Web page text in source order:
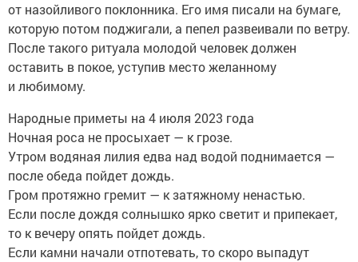
от назойливого поклонника. Его имя писали на бумаге,
которую потом поджигали, а пепел развеивали по ветру.
После такого ритуала молодой человек должен
оставить в покое, уступив место желанному
и любимому.
Народные приметы на 4 июля 2023 года
Ночная роса не просыхает — к грозе.
Утром водяная лилия едва над водой поднимается —
после обеда пойдет дождь.
Гром протяжно гремит — к затяжному ненастью.
Если после дождя солнышко ярко светит и припекает,
то к вечеру опять пойдет дождь.
Если камни начали отпотевать, то скоро выпадут